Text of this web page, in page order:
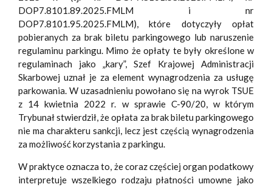
DOP7.8101.89.2025.FMLM i nr
DOP7.8101.95.2025.FMLM), które dotyczyły opłat
pobieranych za brak biletu parkingowego lub naruszenie
regulaminu parkingu. Mimo że opłaty te były określone w
regulaminach jako „kary”, Szef Krajowej Administracji
Skarbowej uznał je za element wynagrodzenia za usługę
parkowania. W uzasadnieniu powołano się na wyrok TSUE
z 14 kwietnia 2022 r. w sprawie C-90/20, w którym
Trybunał stwierdził, że opłata za brak biletu parkingowego
nie ma charakteru sankcji, lecz jest częścią wynagrodzenia
za możliwość korzystania z parkingu.
W praktyce oznacza to, że coraz częściej organ podatkowy
interpretuje wszelkiego rodzaju płatności umowne jako